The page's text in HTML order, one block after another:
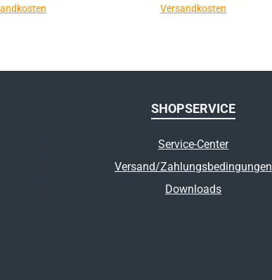
Versandkosten
SHOPSERVICE
Service-Center
Versand/Zahlungsbedingungen
Downloads